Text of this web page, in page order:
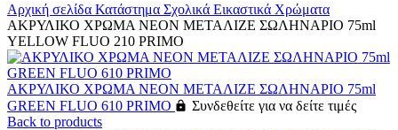
Αρχική σελίδα Κατάστημα Σχολικά Εικαστικά Χρώματα
ΑΚΡΥΛΙΚΟ ΧΡΩΜΑ ΝΕΟΝ ΜΕΤΑΛΙΖΕ ΣΩΛΗΝΑΡΙΟ 75ml
YELLOW FLUO 210 PRIMO
ΑΚΡΥΛΙΚΟ ΧΡΩΜΑ ΝΕΟΝ ΜΕΤΑΛΙΖΕ ΣΩΛΗΝΑΡΙΟ 75ml
GREEN FLUO 610 PRIMO
Συνδεθείτε για να δείτε τιμές
Back to products